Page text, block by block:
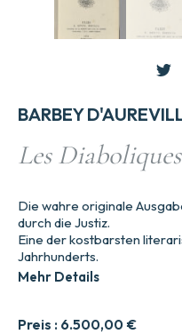
BARBEY
Les
Preis : 6.500,00 €
Die wahre originale
durch die Justiz.
Eine der kostbarsten
Jahrhunderts.
Mehr Details